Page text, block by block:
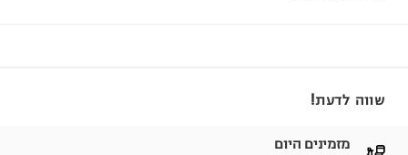
שווה לדעת!
מזמינים היום